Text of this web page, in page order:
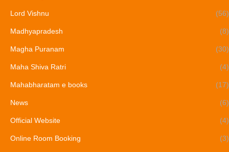
Lord Vishnu (56)
Madhyapradesh (8)
Magha Puranam (30)
Maha Shiva Ratri (4)
Mahabharatam e books (17)
News (6)
Official Website (4)
Online Room Booking (3)